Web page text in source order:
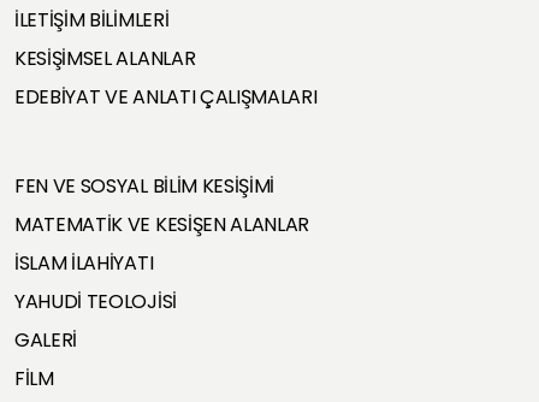
İLETİŞİM BİLİMLERİ
KESİŞİMSEL ALANLAR
EDEBİYAT VE ANLATI ÇALIŞMALARI
FEN VE SOSYAL BİLİM KESİŞİMİ
MATEMATİK VE KESİŞEN ALANLAR
İSLAM İLAHİYATI
YAHUDİ TEOLOJİSİ
GALERİ
FİLM